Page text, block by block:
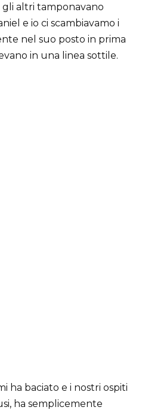
altri tamponavano
e io ci scambiavamo i
nel suo posto in prima
in una linea sottile.
ha baciato e i nostri ospiti
ha semplicemente